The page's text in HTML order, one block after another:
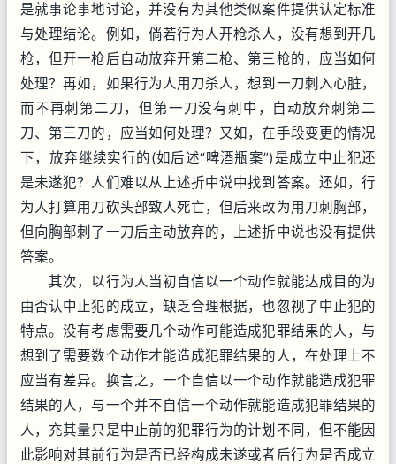
是就事论事地讨论，并没有为其他类似案件提供认定标准
与处理结论。例如，倘若行为人开枪杀人，没有想到开几
枪，但开一枪后自动放弃开第二枪、第三枪的，应当如何
处理？再如，如果行为人用刀杀人，想到一刀刺入心脏，
而不再刺第二刀，但第一刀没有刺中，自动放弃刺第二
刀、第三刀的，应当如何处理？又如，在手段变更的情况
下，放弃继续实行的(如后述“啤酒瓶案”)是成立中止犯还
是未遂犯？人们难以从上述折中说中找到答案。还如，行
为人打算用刀砍头部致人死亡，但后来改为用刀刺胸部，
但向胸部刺了一刀后主动放弃的，上述折中说也没有提供
答案。
其次，以行为人当初自信以一个动作就能达成目的为
由否认中止犯的成立，缺乏合理根据，也忽视了中止犯的
特点。没有考虑需要几个动作可能造成犯罪结果的人，与
想到了需要数个动作才能造成犯罪结果的人，在处理上不
应当有差异。换言之，一个自信以一个动作就能造成犯罪
结果的人，与一个并不自信一个动作就能造成犯罪结果的
人，充其量只是中止前的犯罪行为的计划不同，但不能因
此影响对其前行为是否已经构成未遂或者后行为是否成立